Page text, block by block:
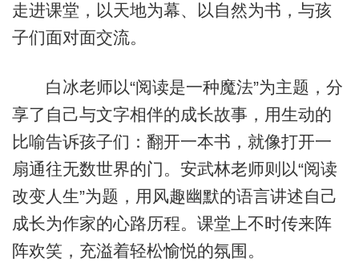
走进课堂，以天地为幕、以自然为书，与孩
子们面对面交流。
白冰老师以“阅读是一种魔法”为主题，分
享了自己与文字相伴的成长故事，用生动的
比喻告诉孩子们：翻开一本书，就像打开一
扇通往无数世界的门。安武林老师则以“阅读
改变人生”为题，用风趣幽默的语言讲述自己
成长为作家的心路历程。课堂上不时传来阵
阵欢笑，充溢着轻松愉悦的氛围。